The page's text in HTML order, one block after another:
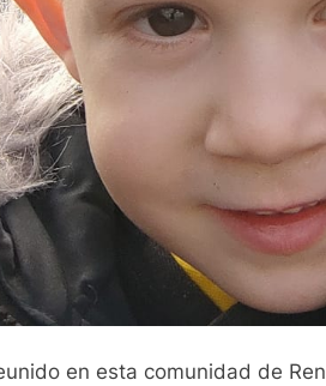
en esta comunidad de